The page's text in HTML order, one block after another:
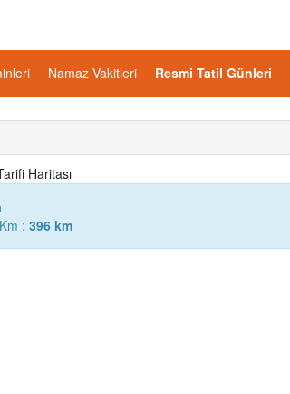
Namaz Vakitleri Resmi Tatil Günleri
Haritası
: 396 km